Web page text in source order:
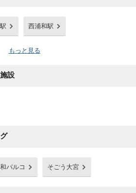
西浦和駅
もっと見る
設
パルコ そごう大宮